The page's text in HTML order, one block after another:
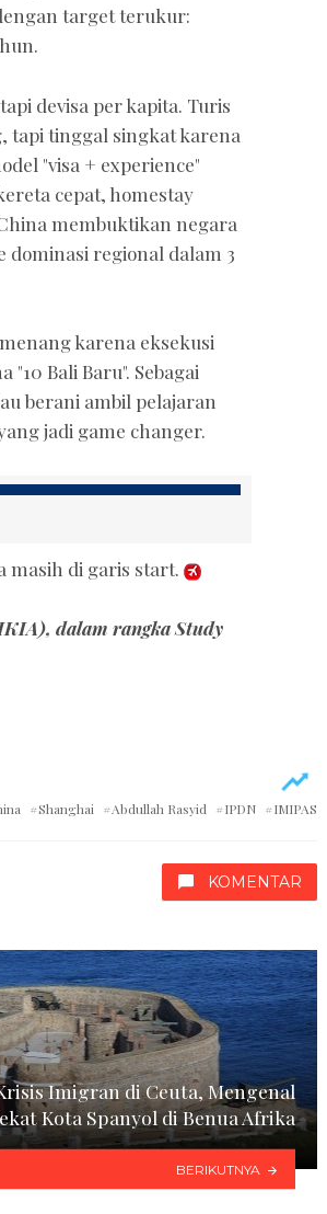
target terukur:
devisa per kapita. Turis
tapi tinggal singkat karena
"visa + experience"
cepat, homestay
membuktikan negara
dominasi regional dalam 3
karena eksekusi
Bali Baru". Sebagai
berani ambil pelajaran
jadi game changer.
masih di garis start.
dalam rangka Study
Shanghai Abdullah Rasyid IPDN IMIPAS
KOMENTAR
Imigran di Ceuta, Mengenal
Kota Spanyol di Benua Afrika
BERIKUTNYA